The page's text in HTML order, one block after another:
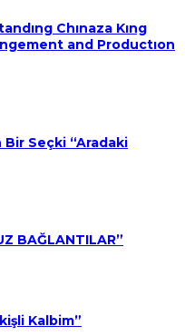
Chınaza Kıng
and Productıon
Bir Seçki “Aradaki
BAĞLANTILAR”
Kalbim”